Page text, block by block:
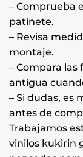
– Comprueba
patinete.
– Revisa
montaje.
– Compara
antigua
– Si dudas, es
antes de
Trabajamos
vinilos kukirin